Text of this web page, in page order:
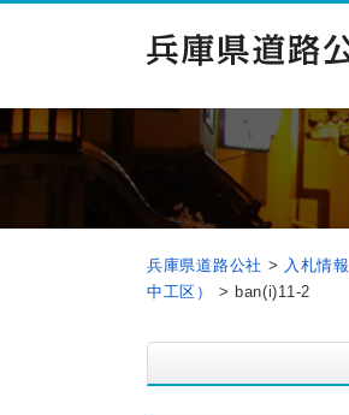
兵庫県道路公社 > 入札情報
中工区）
> ban(i)11-2